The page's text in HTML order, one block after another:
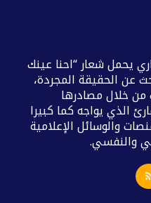
يحمل شعار “احنا عينك
عن الحقيقة المجردة،
من خلال مصادرها
الذي يواجه كما كبيرا
والوسائل الإعلامية
والنفسي.